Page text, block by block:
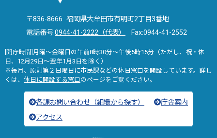
〒836-8666 福岡県大牟田市有明町2丁目3番地
電話番号:0944-41-2222（代表） Fax:0944-41-2552
[開庁時間]月曜～金曜日の午前8時30分～午後5時15分（ただし、祝・休
日、12月29日～翌年1月3日を除く）
※毎月、原則第２日曜日に市民課などの休日窓口を開設しています。詳し
くは、 休日に開設する窓口のページをご覧ください。
各課お問い合わせ（組織から探す）
庁舎案内
アクセス